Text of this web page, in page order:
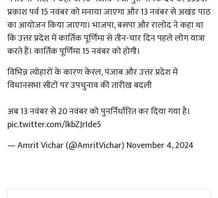
प्रकाश पर्व 15 नवंबर को मनाया जाएगा और 13 नवंबर से अखंड पाठ
का आयोजन किया जाएगा। भाजपा, बसपा और रालोद ने कहा था
कि उत्तर प्रदेश में कार्तिक पूर्णिमा से तीन-चार दिन पहले लोग यात्रा
करते हैं। कार्तिक पूर्णिमा 15 नवंबर को होगी।
विभिन्न त्योहारों के कारण केरल, पंजाब और उत्तर प्रदेश में
विधानसभा सीटों पर उपचुनाव की तारीख बदली
अब 13 नवंबर से 20 नवंबर को पुनर्निर्धारित कर दिया गया है।
pic.twitter.com/lkbZJrIde5
— Amrit Vichar (@AmritVichar) November 4, 2024